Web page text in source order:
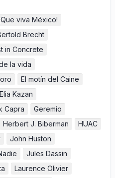
viva México!
Brecht
in Concrete
la vida
El motín del Caine
Elia Kazan
Capra
Geremio
Herbert J. Biberman
HUAC
John Huston
Jules Dassin
Laurence Olivier